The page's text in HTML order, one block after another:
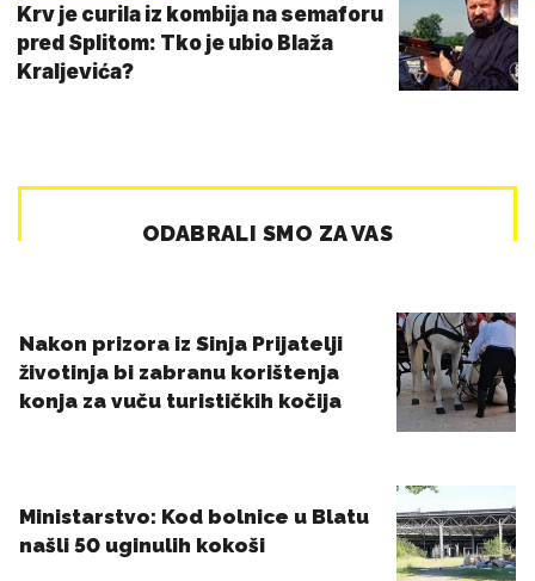
Krv je curila iz kombija na semaforu
pred Splitom: Tko je ubio Blaža
Kraljevića?